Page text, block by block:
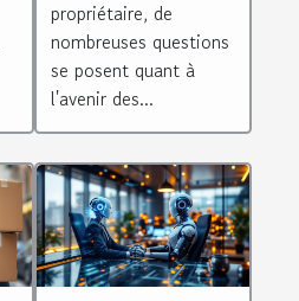
existants ?
propriétaire, de
nombreuses questions
se posent quant à
l'avenir des...